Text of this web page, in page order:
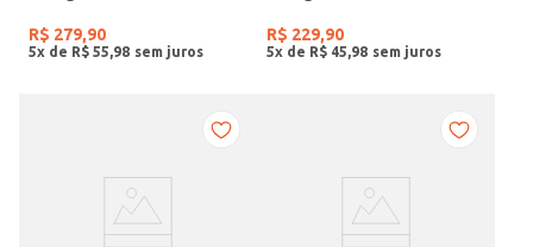
R$ 279,90
5x de R$ 55 98
R$ 229,90
5x de R$ 45 98